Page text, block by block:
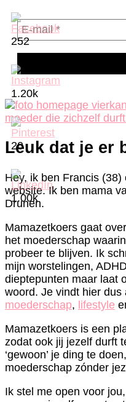
252
1.20k
20
1.00k
Leuk dat je er
Hey, ik ben Francis
website. Ik ben mama
Drunen.
Mamazetkoers gaat
het moederschap
probeer te blijven. Ik
mijn worstelingen,
dieptepunten maar laat
woord. Je vindt hier dus
moederschap, lifestyle
Mamazetkoers is een
zodat ook jij jezelf durft
‘gewoon’ je ding te
moederschap zónder
Ik stel me open voor